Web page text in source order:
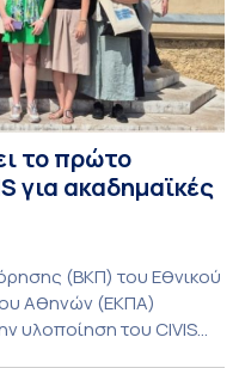
το πρώτο
για ακαδημαϊκές
(ΒΚΠ) του Εθνικού
Αθηνών (ΕΚΠΑ)
υλοποίηση του CIVIS